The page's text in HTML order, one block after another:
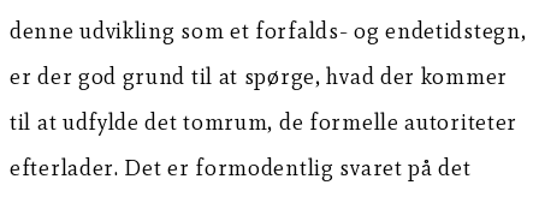
denne udvikling som et forfalds- og endetidstegn,
er der god grund til at spørge, hvad der kommer
til at udfylde det tomrum, de formelle autoriteter
efterlader. Det er formodentlig svaret på det